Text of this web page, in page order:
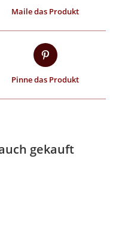
Maile das Produkt
Pinne das Produkt
gekauft